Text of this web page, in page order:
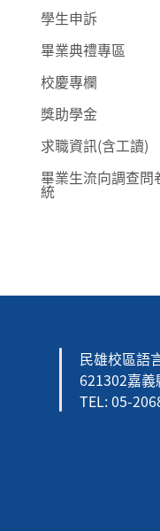
學生申訴
畢業典禮專區
校慶專欄
獎助學金
求職資訊(含工讀)
畢業生流向調查問
統
民雄校區語
621302嘉
TEL: 05-